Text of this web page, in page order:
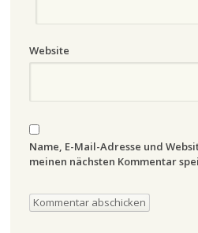
Website
Name, E-Mail-Adresse und
meinen nächsten Kommentar